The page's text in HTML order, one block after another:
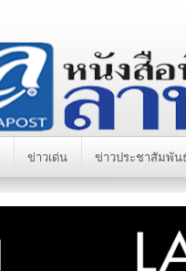
ข่าวเด่น ข่าวประชาสัมพัน